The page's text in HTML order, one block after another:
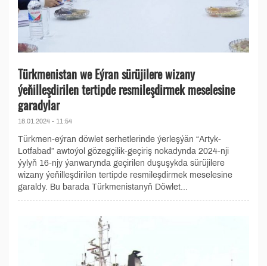
Türkmenistan we Eýran sürüjilere wizany
ýeňilleşdirilen tertipde resmileşdirmek meselesine
garadylar
18.01.2024 - 11:54
Türkmen-eýran döwlet serhetlerinde ýerleşýän “Artyk-
Lotfabad” awtoýol gözegçilik-geçiriş nokadynda 2024-nji
ýylyň 16-njy ýanwarynda geçirilen duşuşykda sürüjilere
wizany ýeňilleşdirilen tertipde resmileşdirmek meselesine
garaldy. Bu barada Türkmenistanyň Döwlet...